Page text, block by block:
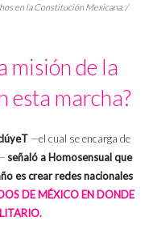
en la Constitución Mexicana. /
misión de la
esta marcha?
—el cual se encarga de
señaló a Homosensual que
es crear redes nacionales
DE MÉXICO EN DONDE